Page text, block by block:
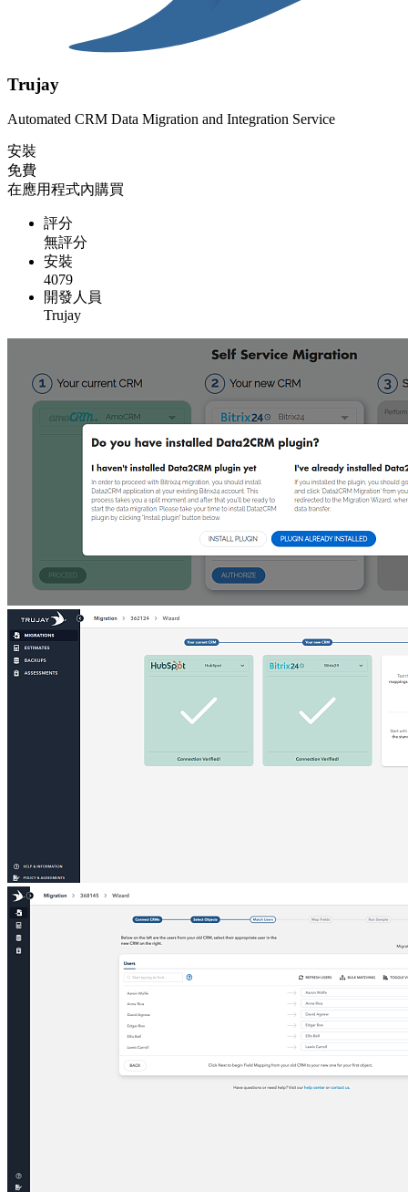
Trujay
Automated CRM Data Migration and Integration Service
安裝
免費
在應用程式內購買
評分
無評分
安裝
4079
開發人員
Trujay